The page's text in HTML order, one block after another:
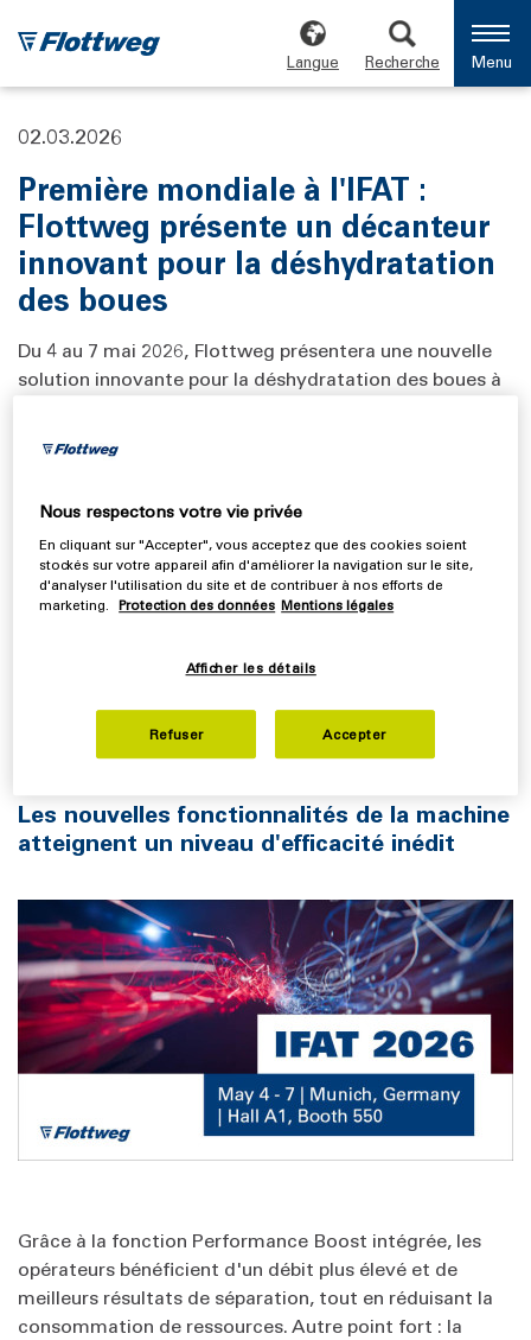
Langue Recherche Menu
02.03.2026
Première mondiale à l'IFAT :
Flottweg présente un décanteur
innovant pour la déshydratation
des boues
Du 4 au 7 mai 2026, Flottweg présentera une nouvelle
solution innovante pour la déshydratation des boues à
combine des performances améliorées, une
conviviale grâce à sa conception centrée sur l'humain.
Au cœur de ce développement se trouve une
amélioration significative des performances : la
plus efficace des boues industrielles et municipales,
d'économies d'énergie et d'optimisation des
Les nouvelles fonctionnalités de la machine
atteignent un niveau d'efficacité inédit
Grâce à la fonction Performance Boost intégrée, les
opérateurs bénéficient d'un débit plus élevé et de
meilleurs résultats de séparation, tout en réduisant la
consommation de ressources. Autre point fort : la
Nous respectons votre vie privée
En cliquant sur "Accepter", vous acceptez que des cookies soient
stockés sur votre appareil afin d'améliorer la navigation sur le site,
d'analyser l'utilisation du site et de contribuer à nos efforts de
marketing.
Protection des données Mentions légales
Afficher les détails
Refuser Accepter